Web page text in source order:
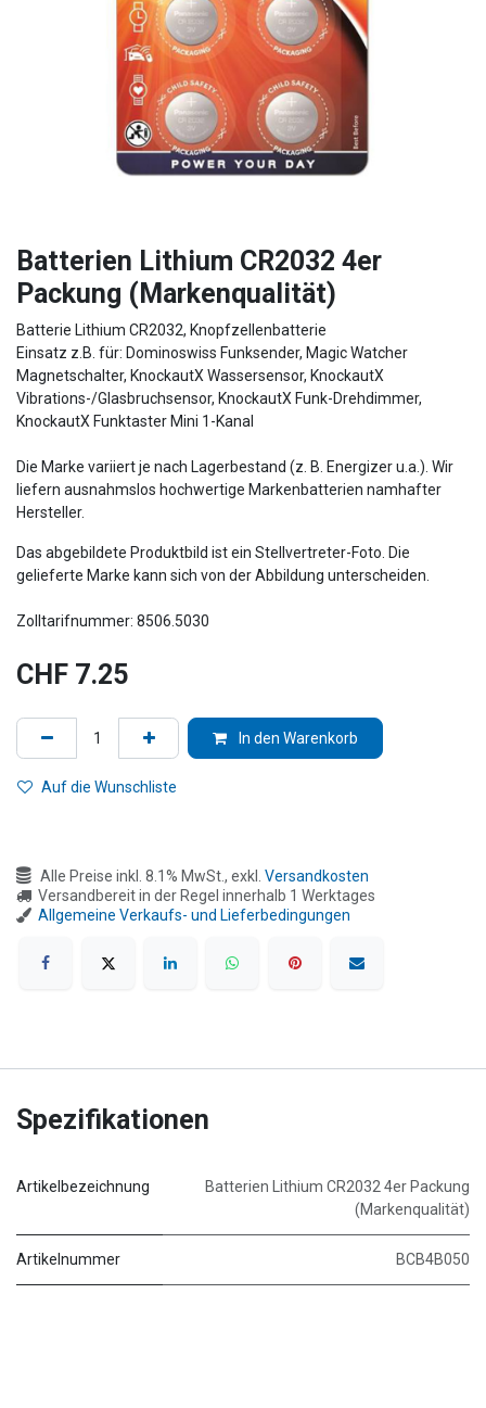
Batterien Lithium CR2032 4er
Packung (Markenqualität)
Batterie Lithium CR2032, Knopfzellenbatterie
Einsatz z.B. für: Dominoswiss Funksender, Magic Watcher
Magnetschalter, KnockautX Wassersensor, KnockautX
Vibrations-/Glasbruchsensor, KnockautX Funk-Drehdimmer,
KnockautX Funktaster Mini 1-Kanal
Die Marke variiert je nach Lagerbestand (z. B. Energizer u.a.). Wir
liefern ausnahmslos hochwertige Markenbatterien namhafter
Hersteller.
Das abgebildete Produktbild ist ein Stellvertreter-Foto. Die
gelieferte Marke kann sich von der Abbildung unterscheiden.
Zolltarifnummer: 8506.5030
CHF 7.25
In den Warenkorb
Auf die Wunschliste
Alle Preise inkl. 8.1% MwSt., exkl. Versandkosten
Versandbereit in der Regel innerhalb 1 Werktages
Allgemeine Verkaufs- und Lieferbedingungen
Spezifikationen
Artikelbezeichnung
Batterien Lithium CR2032 4er Packung
(Markenqualität)
Artikelnummer BCB4B050